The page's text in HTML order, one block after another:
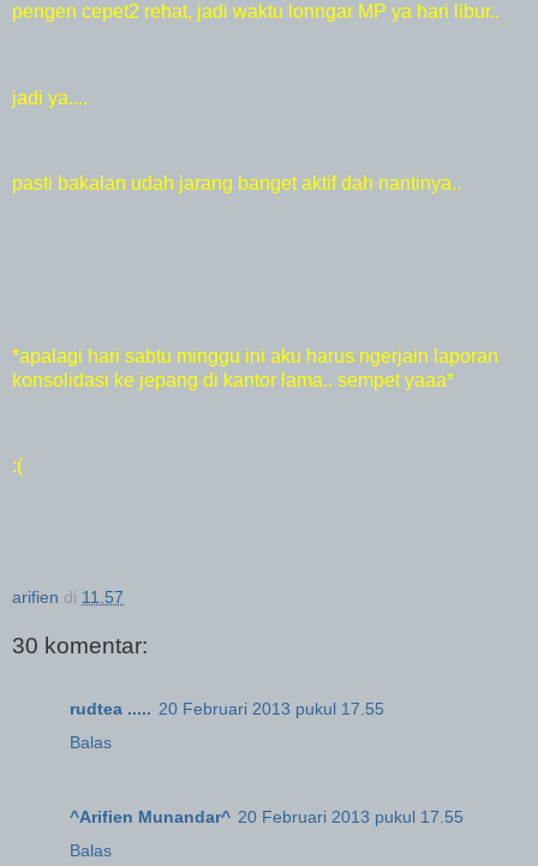
pengen cepet2 rehat, jadi waktu lonngar MP ya hari libur..
jadi ya....
pasti bakalan udah jarang banget aktif dah nantinya..
*apalagi hari sabtu minggu ini aku harus ngerjain laporan
konsolidasi ke jepang di kantor lama.. sempet yaaa*
:(
arifien di 11.57
30 komentar:
rudtea ..... 20 Februari 2013 pukul 17.55
Balas
^Arifien Munandar^ 20 Februari 2013 pukul 17.55
Balas